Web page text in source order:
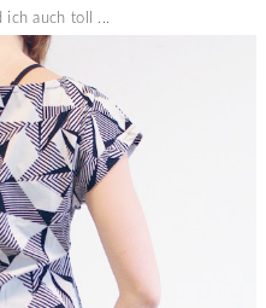
ich auch toll ...